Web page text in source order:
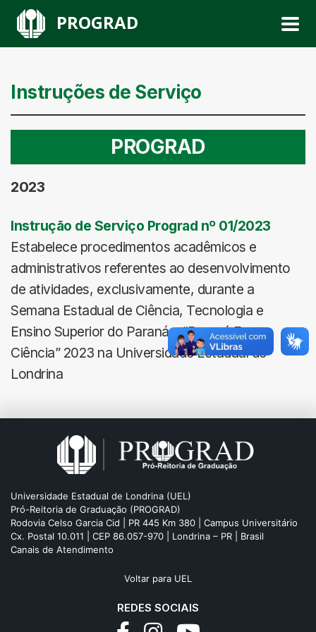
PROGRAD
Instruções de Serviço
PROGRAD
2023
Instrução de Serviço Prograd nº 01/2023
Estabelece procedimentos acadêmicos e
administrativos referentes ao desenvolvimento
de atividades, exclusivamente, durante a
Semana Estadual de Ciência, Tecnologia e
Ensino Superior do Paraná – “Paraná Faz
Ciência” 2023 na Universidade Estadual de
Londrina
Universidade Estadual de Londrina (UEL)
Pró-Reitoria de Graduação (PROGRAD)
Rodovia Celso Garcia Cid | PR 445 Km 380 | Campus Universitário
Cx. Postal 10.011 | CEP 86.057-970 | Londrina – PR | Brasil
Canais de Atendimento
Voltar para UEL
REDES SOCIAIS